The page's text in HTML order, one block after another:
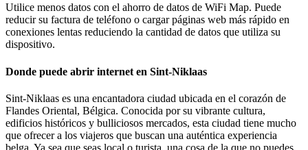
Utilice menos datos con el ahorro de datos de WiFi Map. Puede
reducir su factura de teléfono o cargar páginas web más rápido en
conexiones lentas reduciendo la cantidad de datos que utiliza su
dispositivo.
Donde puede abrir internet en Sint-Niklaas
Sint-Niklaas es una encantadora ciudad ubicada en el corazón de
Flandes Oriental, Bélgica. Conocida por su vibrante cultura,
edificios históricos y bulliciosos mercados, esta ciudad tiene mucho
que ofrecer a los viajeros que buscan una auténtica experiencia
belga. Ya sea que seas local o turista, una cosa de la que no puedes